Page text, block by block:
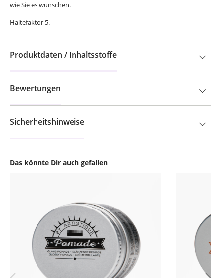
Das könnte Dir auch gefallen
wie Sie es wünschen.
Haltefaktor 5.
Produktdaten / Inhaltsstoffe
Bewertungen
Sicherheitshinweise